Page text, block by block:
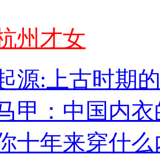
州才女
源:上古时期
甲：中国内
十年来穿什么